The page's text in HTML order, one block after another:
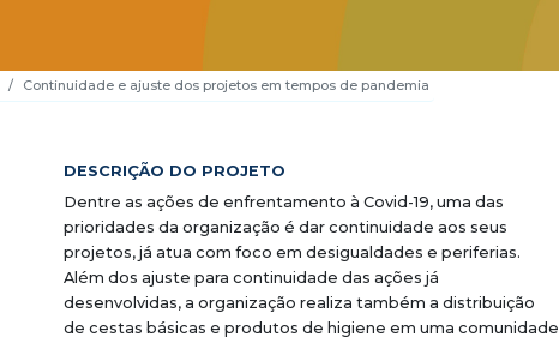
Continuidade e ajuste dos projetos em tempos de pandemia
DESCRIÇÃO DO PROJETO
Dentre as ações de enfrentamento à Covid-19, uma das
prioridades da organização é dar continuidade aos seus
projetos, já atua com foco em desigualdades e periferias.
Além dos ajuste para continuidade das ações já
desenvolvidas, a organização realiza também a distribuição
de cestas básicas e produtos de higiene em uma comunidade